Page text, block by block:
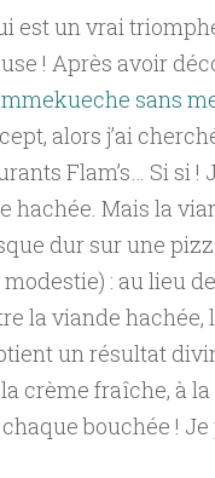
est un vrai
! Après avoir
sans
alors j’ai
Flam’s… Si si !
Mais la
dur sur une
: au lieu
la viande hachée,
un résultat
crème fraîche, à la
bouchée !